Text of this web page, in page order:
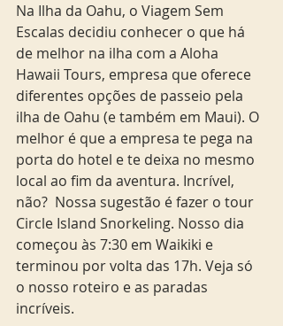
Na Ilha da Oahu, o Viagem Sem
Escalas decidiu conhecer o que há
de melhor na ilha com a Aloha
Hawaii Tours, empresa que oferece
diferentes opções de passeio pela
ilha de Oahu (e também em Maui). O
melhor é que a empresa te pega na
porta do hotel e te deixa no mesmo
local ao fim da aventura. Incrível,
não?  Nossa sugestão é fazer o tour
Circle Island Snorkeling. Nosso dia
começou às 7:30 em Waikiki e
terminou por volta das 17h. Veja só
o nosso roteiro e as paradas
incríveis.